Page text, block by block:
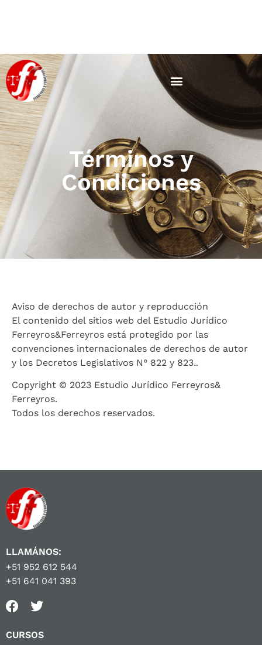
Términos y
Condiciones
Aviso de derechos de autor y reproducción
El contenido del sitios web del Estudio Jurídico
Ferreyros&Ferreyros está protegido por las
convenciones internacionales de derechos de autor
y los Decretos Legislativos N° 822 y 823..
Copyright © 2023 Estudio Jurídico Ferreyros&
Ferreyros.
Todos los derechos reservados.
LLAMÁNOS:
+51 952 612 544
+51 641 041 393
CURSOS